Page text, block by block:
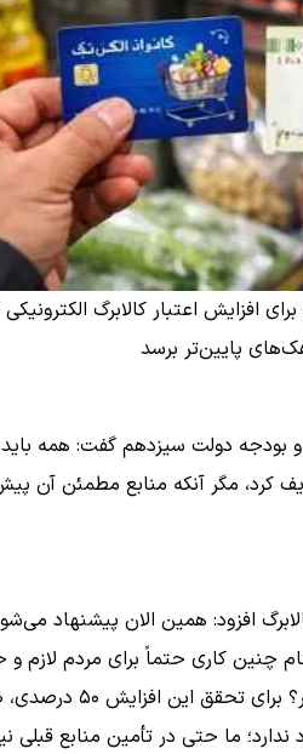
افزایش اعتبار کالابرگ
پایین‌تر برسد
و بودجه دولت سیزدهم گفت: همه
کرد، مگر آنکه منابع مطمئن آن
افزود: همین الان پیشنهاد
چنین کاری حتماً برای مردم
ما حتی در تأمین منابع قبلی